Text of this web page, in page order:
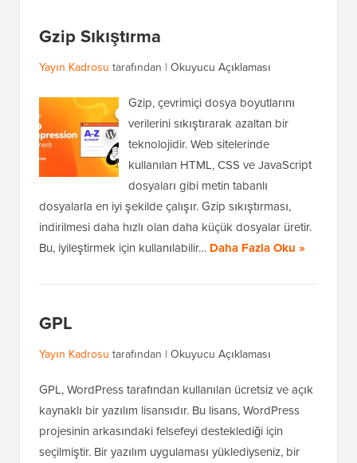
Gzip Sıkıştırma
Yayın Kadrosu tarafından | Okuyucu Açıklaması
Gzip, çevrimiçi dosya boyutlarını
verilerini sıkıştırarak azaltan bir
teknolojidir. Web sitelerinde
kullanılan HTML, CSS ve JavaScript
dosyaları gibi metin tabanlı
dosyalarla en iyi şekilde çalışır. Gzip sıkıştırması,
indirilmesi daha hızlı olan daha küçük dosyalar üretir.
Bu, iyileştirmek için kullanılabilir… Daha Fazla Oku »
GPL
Yayın Kadrosu tarafından | Okuyucu Açıklaması
GPL, WordPress tarafından kullanılan ücretsiz ve açık
kaynaklı bir yazılım lisansıdır. Bu lisans, WordPress
projesinin arkasındaki felsefeyi desteklediği için
seçilmiştir. Bir yazılım uygulaması yüklediyseniz, bir